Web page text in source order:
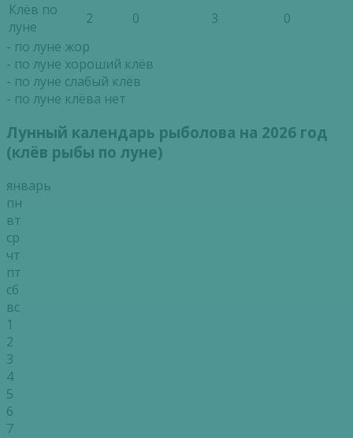
Клёв по
луне
2 0 3
0
- по луне жор
- по луне хороший клёв
- по луне слабый клёв
- по луне клёва нет
Лунный календарь рыболова на 2026 год
(клёв рыбы по луне)
январь
пн
вт
ср
чт
пт
сб
вс
1
2
3
4
5
6
7